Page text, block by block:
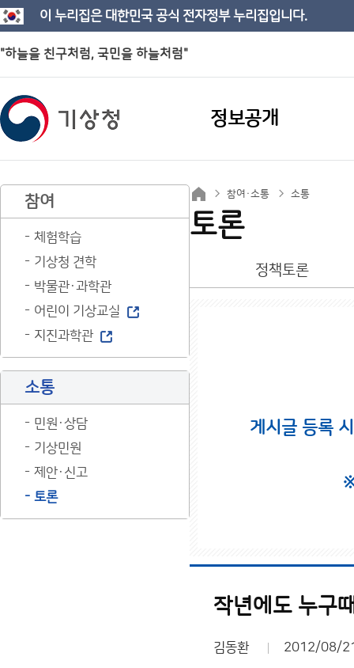
이 누리집은 대한민국 공식 전자정부 누리집입니다.
"하늘을 친구처럼, 국민을 하늘처럼"
정보공개
참여
체험학습
기상청 견학
박물관·과학관
어린이 기상교실
지진과학관
소통
민원·상담
기상민원
제안·신고
토론
참여·소통 소통
토론
정책토론
게시글 등록
작년에도 누구
김동환 2012/08/